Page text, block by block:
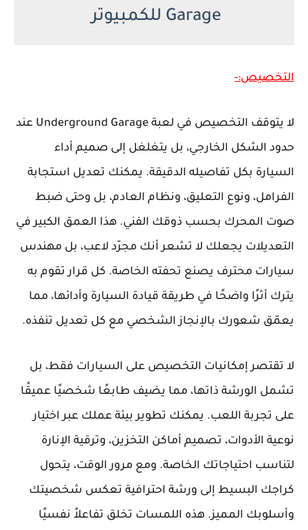
Garage للكمبيوتر
التخصيص:-
لا يتوقف التخصيص في لعبة Underground Garage عند
حدود الشكل الخارجي، بل يتغلغل إلى صميم أداء
السيارة بكل تفاصيله الدقيقة. يمكنك تعديل استجابة
الفرامل، ونوع التعليق، ونظام العادم، بل وحتى ضبط
صوت المحرك بحسب ذوقك الفني. هذا العمق الكبير في
التعديلات يجعلك لا تشعر أنك مجرّد لاعب، بل مهندس
سيارات محترف يصنع تحفته الخاصة. كل قرار تقوم به
يترك أثرًا واضحًا في طريقة قيادة السيارة وأدائها، مما
يعمّق شعورك بالإنجاز الشخصي مع كل تعديل تنفذه.
لا تقتصر إمكانيات التخصيص على السيارات فقط، بل
تشمل الورشة ذاتها، مما يضيف طابعًا شخصيًا عميقًا
على تجربة اللعب. يمكنك تطوير بيئة عملك عبر اختيار
نوعية الأدوات، تصميم أماكن التخزين، وترقية الإنارة
لتناسب احتياجاتك الخاصة. ومع مرور الوقت، يتحول
كراجك البسيط إلى ورشة احترافية تعكس شخصيتك
وأسلوبك المميز. هذه اللمسات تخلق تفاعلاً نفسيًا